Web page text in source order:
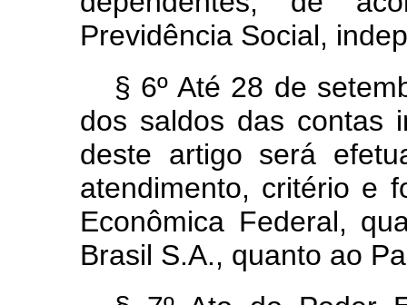
Previdência Social,
§ 6º Até 28 de
dos saldos das contas
deste artigo será
atendimento, critério e
Econômica Federal,
Brasil S.A., quanto ao